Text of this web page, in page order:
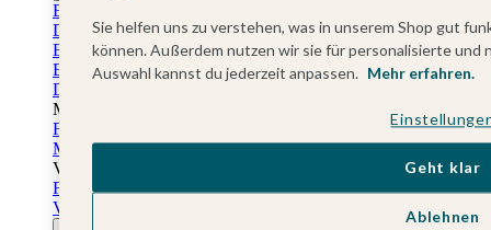
Einladungskarten Jugendweihe
Dankeskarten Jugendweihe
Einschulungskarten
Einladungskarten Einschulung
Danksagung Einschulung
Muttertag
Fotogeschenke Muttertag
Muttertagskarten
Vatertag
Fotogeschenke Vatertag
Vatertagskarten
Sie helfen uns zu verstehen, was in unserem Shop gut
können. Außerdem nutzen wir sie für personalisierte
Auswahl kannst du jederzeit anpassen. Mehr erfahren.
Ablehnen
Geht klar